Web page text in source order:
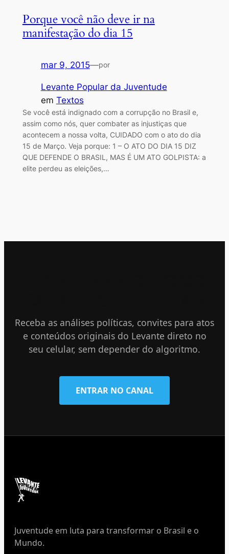
Porque você não deve ir na
manifestação do dia 15
mar 9, 2015—por
Levante Popular da Juventude
em Textos
Se você está indignado com a corrupção no Brasil e,
assim como nós, quer combater as injustiças que
acontecem a nossa volta, CUIDADO com o ato do dia
15 de Março. Veja porque: 1 – O ATO DO DIA 15 DIZ
QUE DEFENDE O BRASIL, MAS É UM ATO GOLPISTA: a
elite perdeu as eleições,…
Receba as análises políticas, convites para atos
e conteúdos originais do Levante direto no
seu celular, sem depender do algoritmo.
ENTRAR NO CANAL
Juventude em luta para transformar o Brasil e o
Mundo.